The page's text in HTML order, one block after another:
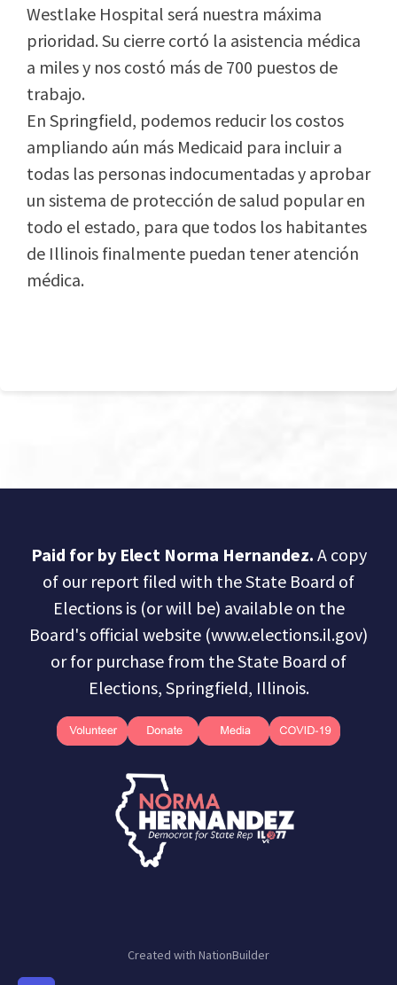
Westlake Hospital será nuestra máxima
prioridad. Su cierre cortó la asistencia médica
a miles y nos costó más de 700 puestos de
trabajo.
En Springfield, podemos reducir los costos
ampliando aún más Medicaid para incluir a
todas las personas indocumentadas y aprobar
un sistema de protección de salud popular en
todo el estado, para que todos los habitantes
de Illinois finalmente puedan tener atención
médica.
Paid for by Elect Norma Hernandez. A copy
of our report filed with the State Board of
Elections is (or will be) available on the
Board's official website (www.elections.il.gov)
or for purchase from the State Board of
Elections, Springfield, Illinois.
Created with NationBuilder